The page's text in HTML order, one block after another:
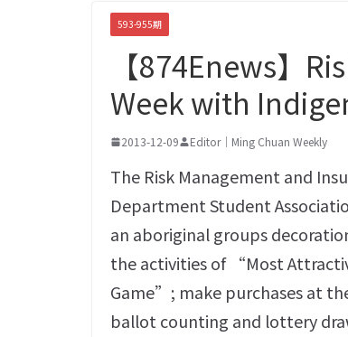
593-955期
【874Enews】
Week with
2013-12-09 Editor｜Ming Chuan Weekly
The Risk Management and
Department Student
an aboriginal groups
the activities of “Most
Game”; make purchases at
ballot counting and lottery